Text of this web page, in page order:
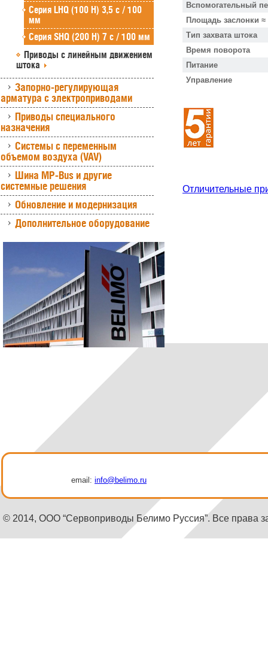
Серия LHQ (100 Н) 3,5 с / 100
мм
Серия SHQ (200 Н) 7 с / 100 мм
Приводы с линейным движением
штока
Запорно-регулирующая
арматура с электроприводами
Приводы специального
назначения
Системы с переменным
объемом воздуха (VAV)
Шина MP-Bus и другие
системные решения
Обновление и модернизация
Дополнительное оборудование
Вспомогательный
Площадь заслонки ≈
Тип захвата штока
Время поворота
Питание
Управление
Отличительные
email: info@belimo.ru
© 2014, ООО “Сервоприводы Белимо Руссия”. Все права